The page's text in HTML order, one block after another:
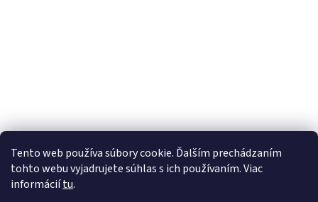
Tento web používa súbory cookie. Ďalším prechádzaním
tohto webu vyjadrujete súhlas s ich používaním. Viac
informáciítu.